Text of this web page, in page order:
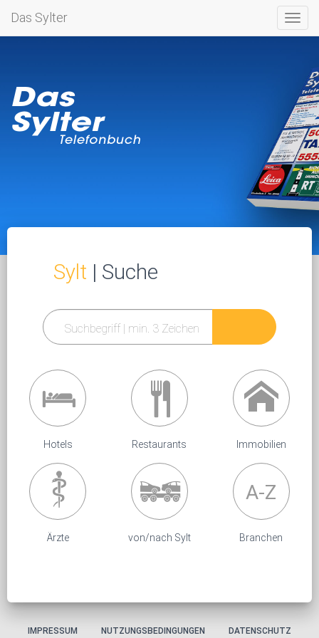
Das Sylter
Sylt | Suche
Hotels Restaurants Immobilien
Ärzte von/nach Sylt
A-Z
Branchen
IMPRESSUM NUTZUNGSBEDINGUNGEN DATENSCHUTZ